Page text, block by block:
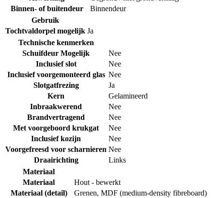
Binnen- of buitendeur
Binnendeur
Gebruik
Tochtvaldorpel mogelijk Ja
Technische kenmerken
Schuifdeur Mogelijk
Nee
Inclusief slot
Nee
Inclusief voorgemonteerd glas Nee
Slotgatfrezing
Ja
Kern
Gelamineerd
Inbraakwerend
Nee
Brandvertragend
Nee
Met voorgeboord krukgat
Nee
Inclusief kozijn
Nee
Voorgefreesd voor scharnieren Nee
Draairichting
Links
Materiaal
Materiaal
Hout - bewerkt
Materiaal (detail)
Grenen, MDF (medium-density fibreboard)